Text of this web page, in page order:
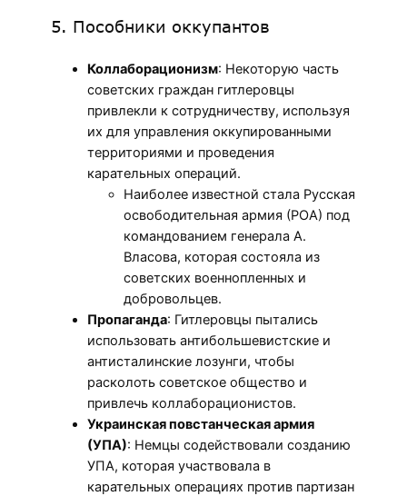
5. Пособники оккупантов
Коллаборационизм: Некоторую часть
советских граждан гитлеровцы
привлекли к сотрудничеству, используя
их для управления оккупированными
территориями и проведения
карательных операций.
Наиболее известной стала Русская
освободительная армия (РОА) под
командованием генерала А.
Власова, которая состояла из
советских военнопленных и
добровольцев.
Пропаганда: Гитлеровцы пытались
использовать антибольшевистские и
антисталинские лозунги, чтобы
расколоть советское общество и
привлечь коллаборационистов.
Украинская повстанческая армия
(УПА): Немцы содействовали созданию
УПА, которая участвовала в
карательных операциях против партизан